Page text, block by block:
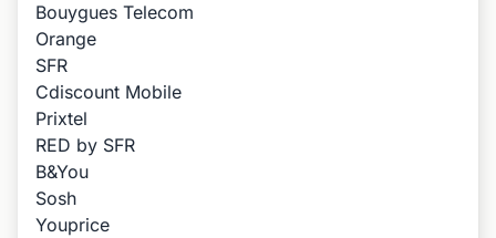
Bouygues Telecom
Orange
SFR
Cdiscount Mobile
Prixtel
RED by SFR
B&You
Sosh
Youprice